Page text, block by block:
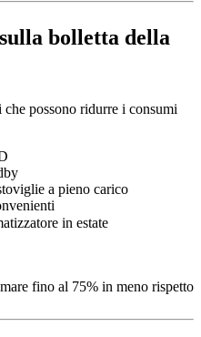
bolletta della
possono ridurre i consumi
a pieno carico
in estate
fino al 75% in meno rispetto